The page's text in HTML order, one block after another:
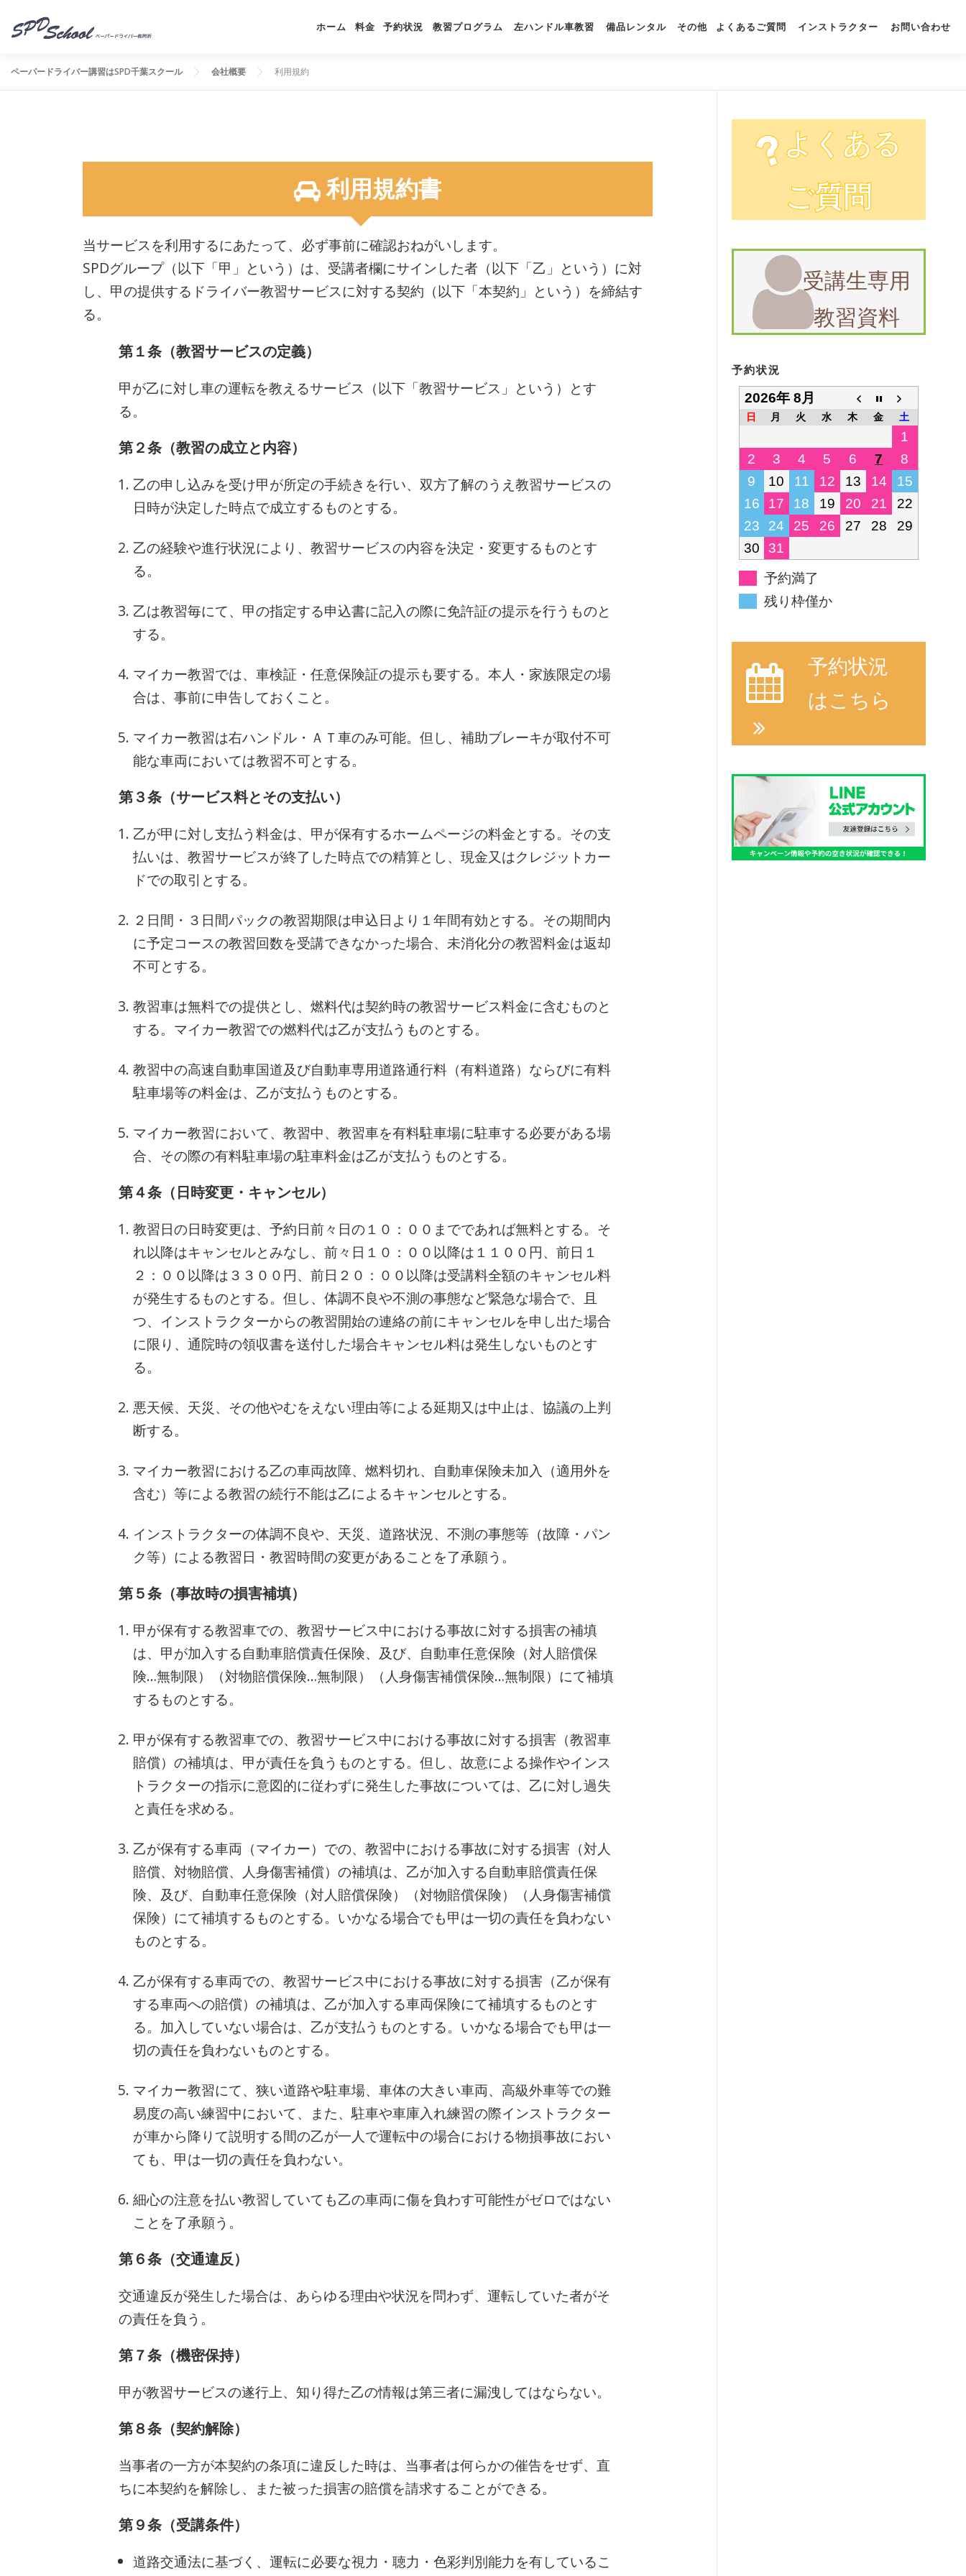
ホーム 料金 予約状況 教習プログラム 左ハンドル車教習 備品レンタル その他 よくあるご質問 インストラクター お問い合わせ
ペーパードライバー講習はSPD千葉スクール 会社概要 利用規約
利用規約書
当サービスを利用するにあたって、必ず事前に確認おねがいします。
SPDグループ（以下「甲」という）は、受講者欄にサインした者（以下「乙」という）に対
し、甲の提供するドライバー教習サービスに対する契約（以下「本契約」という）を締結す
る。
第１条（教習サービスの定義）
甲が乙に対し車の運転を教えるサービス（以下「教習サービス」という）とす
る。
第２条（教習の成立と内容）
乙の申し込みを受け甲が所定の手続きを行い、双方了解のうえ教習サービスの
日時が決定した時点で成立するものとする。
乙の経験や進行状況により、教習サービスの内容を決定・変更するものとす
る。
乙は教習毎にて、甲の指定する申込書に記入の際に免許証の提示を行うものと
する。
マイカー教習では、車検証・任意保険証の提示も要する。本人・家族限定の場
合は、事前に申告しておくこと。
マイカー教習は右ハンドル・ＡＴ車のみ可能。但し、補助ブレーキが取付不可
能な車両においては教習不可とする。
第３条（サービス料とその支払い）
乙が甲に対し支払う料金は、甲が保有するホームページの料金とする。その支
払いは、教習サービスが終了した時点での精算とし、現金又はクレジットカー
ドでの取引とする。
２日間・３日間パックの教習期限は申込日より１年間有効とする。その期間内
に予定コースの教習回数を受講できなかった場合、未消化分の教習料金は返却
不可とする。
教習車は無料での提供とし、燃料代は契約時の教習サービス料金に含むものと
する。マイカー教習での燃料代は乙が支払うものとする。
教習中の高速自動車国道及び自動車専用道路通行料（有料道路）ならびに有料
駐車場等の料金は、乙が支払うものとする。
マイカー教習において、教習中、教習車を有料駐車場に駐車する必要がある場
合、その際の有料駐車場の駐車料金は乙が支払うものとする。
第４条（日時変更・キャンセル）
教習日の日時変更は、予約日前々日の１０：００までであれば無料とする。そ
れ以降はキャンセルとみなし、前々日１０：００以降は１１００円、前日１
２：００以降は３３００円、前日２０：００以降は受講料全額のキャンセル料
が発生するものとする。但し、体調不良や不測の事態など緊急な場合で、且
つ、インストラクターからの教習開始の連絡の前にキャンセルを申し出た場合
に限り、通院時の領収書を送付した場合キャンセル料は発生しないものとす
る。
悪天候、天災、その他やむをえない理由等による延期又は中止は、協議の上判
断する。
マイカー教習における乙の車両故障、燃料切れ、自動車保険未加入（適用外を
含む）等による教習の続行不能は乙によるキャンセルとする。
インストラクターの体調不良や、天災、道路状況、不測の事態等（故障・パン
ク等）による教習日・教習時間の変更があることを了承願う。
第５条（事故時の損害補填）
甲が保有する教習車での、教習サービス中における事故に対する損害の補填
は、甲が加入する自動車賠償責任保険、及び、自動車任意保険（対人賠償保
険…無制限）（対物賠償保険…無制限）（人身傷害補償保険…無制限）にて補填
するものとする。
甲が保有する教習車での、教習サービス中における事故に対する損害（教習車
賠償）の補填は、甲が責任を負うものとする。但し、故意による操作やインス
トラクターの指示に意図的に従わずに発生した事故については、乙に対し過失
と責任を求める。
乙が保有する車両（マイカー）での、教習中における事故に対する損害（対人
賠償、対物賠償、人身傷害補償）の補填は、乙が加入する自動車賠償責任保
険、及び、自動車任意保険（対人賠償保険）（対物賠償保険）（人身傷害補償
保険）にて補填するものとする。いかなる場合でも甲は一切の責任を負わない
ものとする。
乙が保有する車両での、教習サービス中における事故に対する損害（乙が保有
する車両への賠償）の補填は、乙が加入する車両保険にて補填するものとす
る。加入していない場合は、乙が支払うものとする。いかなる場合でも甲は一
切の責任を負わないものとする。
マイカー教習にて、狭い道路や駐車場、車体の大きい車両、高級外車等での難
易度の高い練習中において、また、駐車や車庫入れ練習の際インストラクター
が車から降りて説明する間の乙が一人で運転中の場合における物損事故におい
ても、甲は一切の責任を負わない。
細心の注意を払い教習していても乙の車両に傷を負わす可能性がゼロではない
ことを了承願う。
第６条（交通違反）
交通違反が発生した場合は、あらゆる理由や状況を問わず、運転していた者がそ
の責任を負う。
第７条（機密保持）
甲が教習サービスの遂行上、知り得た乙の情報は第三者に漏洩してはならない。
第８条（契約解除）
当事者の一方が本契約の条項に違反した時は、当事者は何らかの催告をせず、直
ちに本契約を解除し、また被った損害の賠償を請求することができる。
第９条（受講条件）
道路交通法に基づく、運転に必要な視力・聴力・色彩判別能力を有しているこ
よくある
ご質問
受講生専用
教習資料
予約状況
2026年 8月
日 月 火 水 木 金 土
1
2
3 4 5 6 7
8
9
10 11 12 13 14
15
16
17 18 19 20 21
22
23
24 25 26 27 28
29
30
31
予約満了
残り枠僅か
予約状況
はこちら